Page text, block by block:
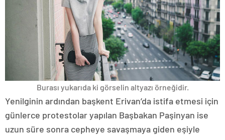
Burası yukarıda ki görselin altyazı örneğidir.
Yenilginin ardından başkent Erivan’da istifa etmesi için
günlerce protestolar yapılan Başbakan Paşinyan ise
uzun süre sonra cepheye savaşmaya giden eşiyle